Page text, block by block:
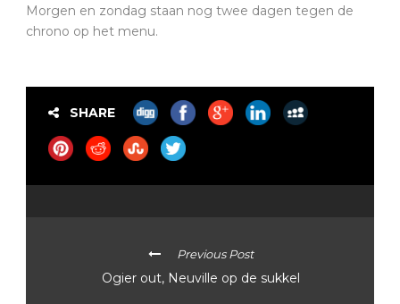
Morgen en zondag staan nog twee dagen tegen de
chrono op het menu.
SHARE
Previous Post
Ogier out, Neuville op de sukkel